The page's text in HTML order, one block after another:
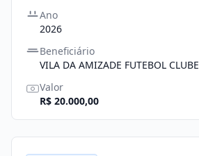
Ano
2026
Beneficiário
VILA DA AMIZADE FUTEBOL CLUBE
Valor
R$ 20.000,00